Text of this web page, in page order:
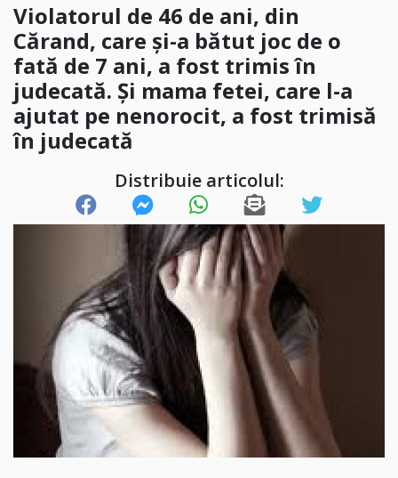
Violatorul de 46 de ani, din
Cărand, care și-a bătut joc de o
fată de 7 ani, a fost trimis în
judecată. Și mama fetei, care l-a
ajutat pe nenorocit, a fost trimisă
în judecată
Distribuie articolul: